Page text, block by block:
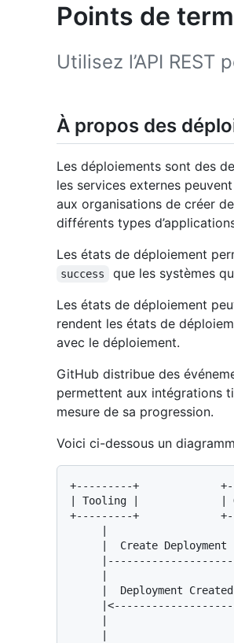
Points de
Utilisez l’API
À propos des
Les déploiements sont des
les services externes
aux organisations de créer
différents types
Les états de déploiement
success que les systèmes
Les états de déploiement
rendent les états de
avec le déploiement.
GitHub distribue des
permettent aux intégrations
mesure de sa progression.
Voici ci-dessous un
+---------+
| Tooling |             |
+---------+